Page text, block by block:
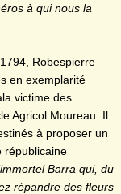
à qui nous la
Robespierre
en exemplarité
victime des
Agricol Moureau. Il
à proposer un
républicaine
Barra qui, du
répandre des fleurs